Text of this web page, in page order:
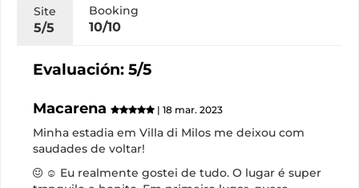
Site
5/5
Booking
10/10
Evaluación: 5/5
Macarena | 18 mar. 2023
Minha estadia em Villa di Milos me deixou com
saudades de voltar!
☺ Eu realmente gostei de tudo. O lugar é super